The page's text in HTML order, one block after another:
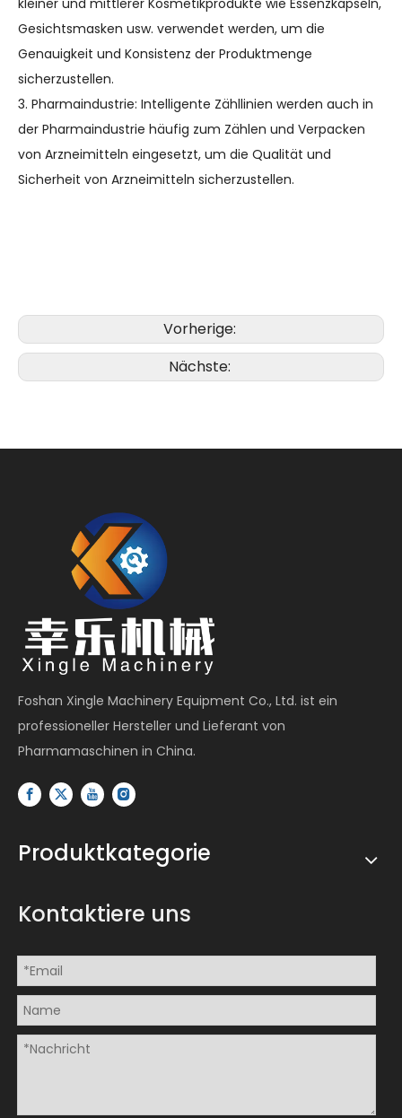
Gesichtsmasken usw. verwendet werden, um die
Genauigkeit und Konsistenz der Produktmenge
sicherzustellen.
3. Pharmaindustrie: Intelligente Zähllinien werden auch in
der Pharmaindustrie häufig zum Zählen und Verpacken
von Arzneimitteln eingesetzt, um die Qualität und
Sicherheit von Arzneimitteln sicherzustellen.
Vorherige:
Nächste:
Foshan Xingle Machinery Equipment Co., Ltd. ist ein
professioneller Hersteller und Lieferant von
Pharmamaschinen in China.
Produktkategorie
Kontaktiere uns